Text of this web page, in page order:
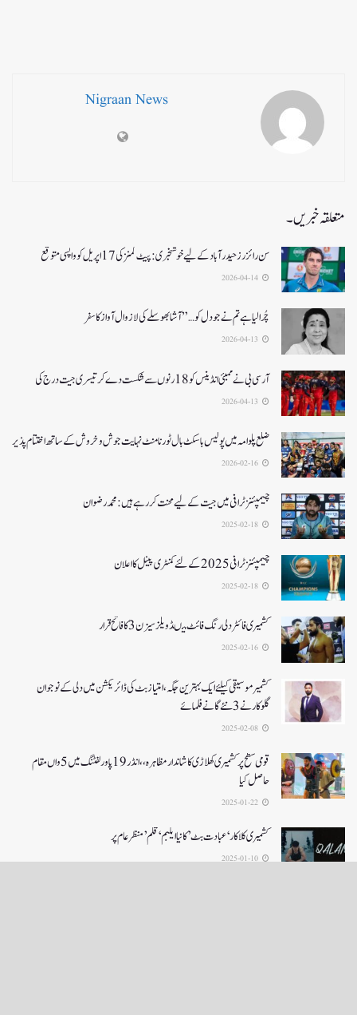
Nigraan News
متعلقہ خبریں۔
سن رائزرز حیدرآباد کے لیے خوشخبری: پیٹ کمنز کی 17 اپریل کو واپسی متوقع
چُرا لیا ہے تم نے جو دل کو…” آشا بھوسلے کی لازوال آواز کا سفر
آرسی بی نے ممبئی انڈینس کو 18 رنوں سے شکست دے کر تیسری جیت درج کی
ضلع پلوامہ میں پولیس باسکٹ بال ٹورنامنٹ نہایت جوش و خروش کے ساتھ اختتام پذیر
چیمپئنز ٹرافی میں جیت کے لیے محنت کر رہے ہیں :محمد رضوان
چیمپئنز ٹرافی 2025کے لئے کمنٹری پینل کا اعلان
کشمیری فائٹر دلی رنگ فائٹ میںڈویلز سیزن 3کا فاتح قرار
کشمیرموسیقی کیلئے ایک بہترین جگہ ،امتیاز بٹ کی ڈائریکشن میں دلی کے نوجوان
گلوکارنے3نئے گانے فلمائے
قومی سطح پر کشمیری کھلاڑی کا شاندار مظاہرہ،،انڈر19پاور لفٹنگ میں5واں مقام
حاصل کیا
کشمیری کلاکار ‘عبادت بٹ’ کانیا ایلبم ‘قلم’ منظر عام پر